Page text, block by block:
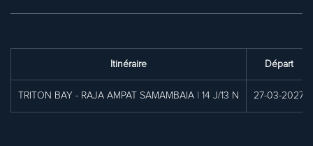
Itinéraire Départ
TRITON BAY - RAJA AMPAT SAMAMBAIA | 14 J/13 N 27-03-2027